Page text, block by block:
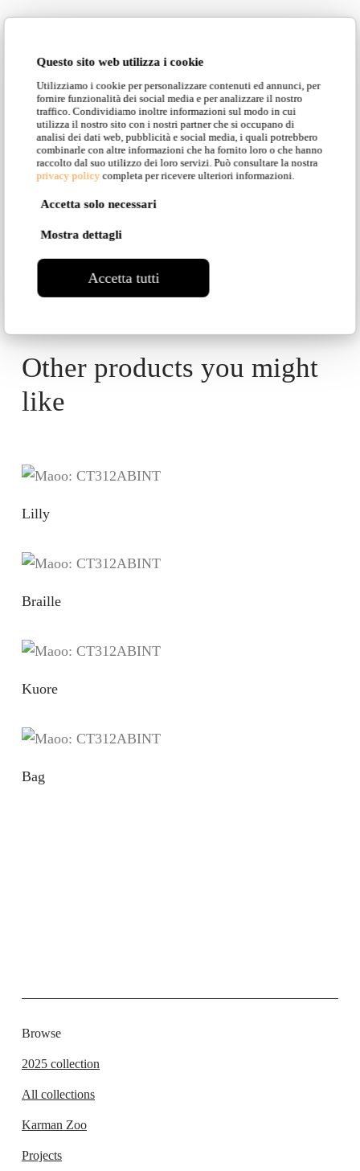
Questo sito web utilizza i cookie
Utilizziamo i cookie per personalizzare contenuti ed annunci, per
fornire funzionalità dei social media e per analizzare il nostro
traffico. Condividiamo inoltre informazioni sul modo in cui
utilizza il nostro sito con i nostri partner che si occupano di
analisi dei dati web, pubblicità e social media, i quali potrebbero
combinarle con altre informazioni che ha fornito loro o che hanno
raccolto dal suo utilizzo dei loro servizi. Può consultare la nostra
privacy policy completa per ricevere ulteriori informazioni.
Accetta solo necessari
Mostra dettagli
Accetta tutti
THE MODELS IN
THIS
COLLECTION
Back to Collection
Other products you might
like
Lilly
Braille
Kuore
Bag
Browse
2025 collection
All collections
Karman Zoo
Projects